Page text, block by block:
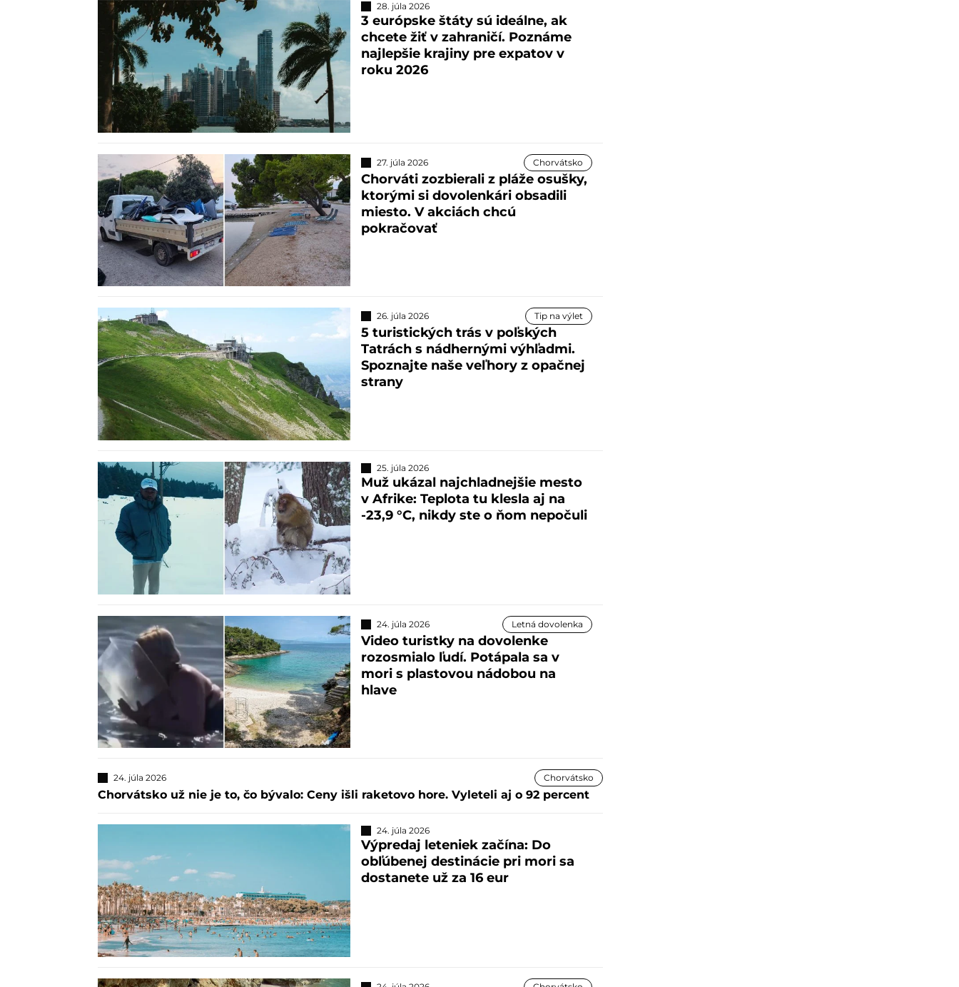
28. júla 2026
3 európske štáty sú ideálne, ak
chcete žiť v zahraničí. Poznáme
najlepšie krajiny pre expatov v
roku 2026
27. júla 2026 Chorvátsko
Chorváti zozbierali z pláže osušky,
ktorými si dovolenkári obsadili
miesto. V akciách chcú
pokračovať
26. júla 2026 Tip na výlet
5 turistických trás v poľských
Tatrách s nádhernými výhľadmi.
Spoznajte naše veľhory z opačnej
strany
25. júla 2026
Muž ukázal najchladnejšie mesto
v Afrike: Teplota tu klesla aj na
-23,9 °C, nikdy ste o ňom nepočuli
24. júla 2026 Letná dovolenka
Video turistky na dovolenke
rozosmialo ľudí. Potápala sa v
mori s plastovou nádobou na
hlave
24. júla 2026 Chorvátsko
Chorvátsko už nie je to, čo bývalo: Ceny išli raketovo hore. Vyleteli aj o 92 percent
24. júla 2026
Výpredaj leteniek začína: Do
obľúbenej destinácie pri mori sa
dostanete už za 16 eur